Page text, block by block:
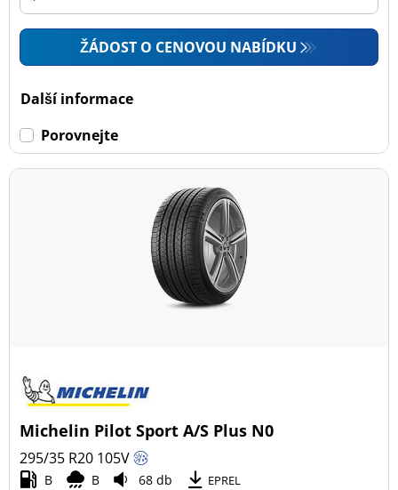
ŽÁDOST O CENOVOU NABÍDKU
Další informace
Porovnejte
Michelin Pilot Sport A/S Plus N0
295/35 R20 105V
B B 68 db EPREL